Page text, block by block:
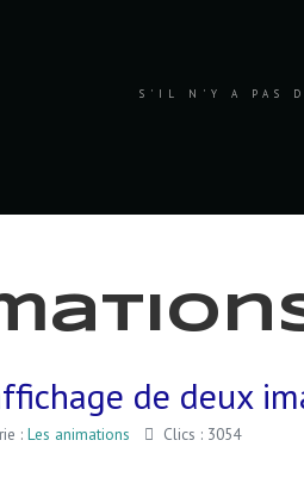
S'IL N'Y A PAS
de deux
: Les animations Clics : 3054